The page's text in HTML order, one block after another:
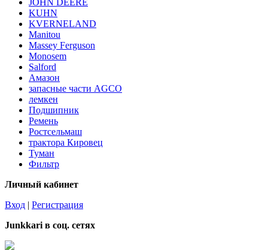
KUHN
KVERNELAND
Manitou
Massey Ferguson
Monosem
Salford
Амазон
запасные части AGCO
лемкен
Подшипник
Ремень
Ростсельмаш
трактора Кировец
Туман
Фильтр
Личный кабинет
Вход | Регистрация
Junkkari в соц. сетях